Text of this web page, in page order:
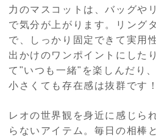
力のマスコットは、バッグや
で気分が上がります。リング
で、しっかり固定できて実用
出かけのワンポイントにした
て"いつも一緒"を楽しんだり
小さくても存在感は抜群です！
レオの世界観を身近に感じら
らないアイテム。毎日の相棒